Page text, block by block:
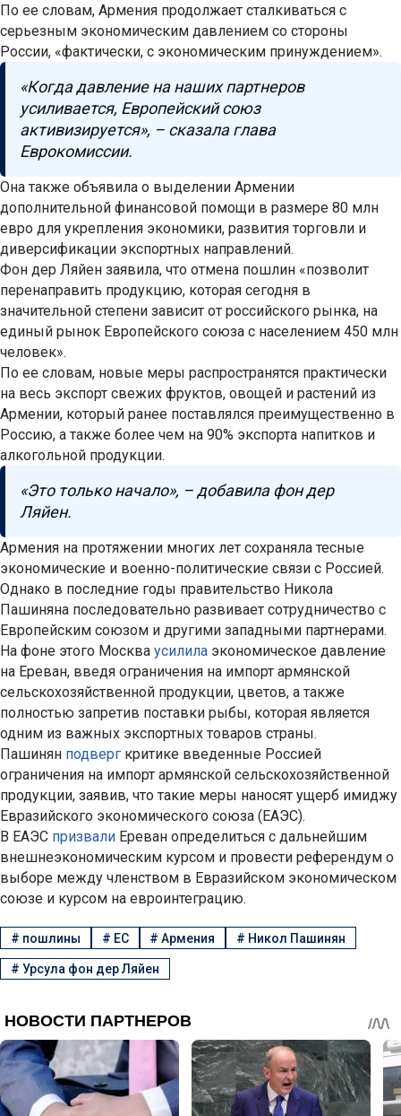
По ее словам, Армения продолжает сталкиваться с
серьезным экономическим давлением со стороны
России, «фактически, с экономическим принуждением».
«Когда давление на наших партнеров
усиливается, Европейский союз
активизируется», – сказала глава
Еврокомиссии.
Она также объявила о выделении Армении
дополнительной финансовой помощи в размере 80 млн
евро для укрепления экономики, развития торговли и
диверсификации экспортных направлений.
Фон дер Ляйен заявила, что отмена пошлин «позволит
перенаправить продукцию, которая сегодня в
значительной степени зависит от российского рынка, на
единый рынок Европейского союза с населением 450 млн
человек».
По ее словам, новые меры распространятся практически
на весь экспорт свежих фруктов, овощей и растений из
Армении, который ранее поставлялся преимущественно в
Россию, а также более чем на 90% экспорта напитков и
алкогольной продукции.
«Это только начало», – добавила фон дер
Ляйен.
Армения на протяжении многих лет сохраняла тесные
экономические и военно-политические связи с Россией.
Однако в последние годы правительство Никола
Пашиняна последовательно развивает сотрудничество с
Европейским союзом и другими западными партнерами.
На фоне этого Москва усилила экономическое давление
на Ереван, введя ограничения на импорт армянской
сельскохозяйственной продукции, цветов, а также
полностью запретив поставки рыбы, которая является
одним из важных экспортных товаров страны.
Пашинян подверг критике введенные Россией
ограничения на импорт армянской сельскохозяйственной
продукции, заявив, что такие меры наносят ущерб имиджу
Евразийского экономического союза (ЕАЭС).
В ЕАЭС призвали Ереван определиться с дальнейшим
внешнеэкономическим курсом и провести референдум о
выборе между членством в Евразийском экономическом
союзе и курсом на евроинтеграцию.
# пошлины # ЕС #Армения # Никол Пашинян
# Урсула фон дер Ляйен